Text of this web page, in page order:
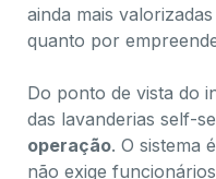
ainda mais
quanto por
Do ponto de vista do
das lavanderias self-
operação. O sistema
não exige